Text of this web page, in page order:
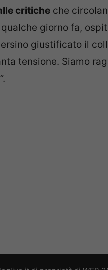
critiche che
giorno fa,
giustificato il
tensione. Siamo